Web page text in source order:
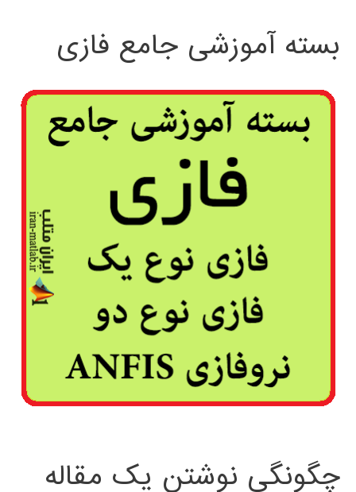
بسته آموزشی جامع فازی
چگونگی نوشتن یک مقاله